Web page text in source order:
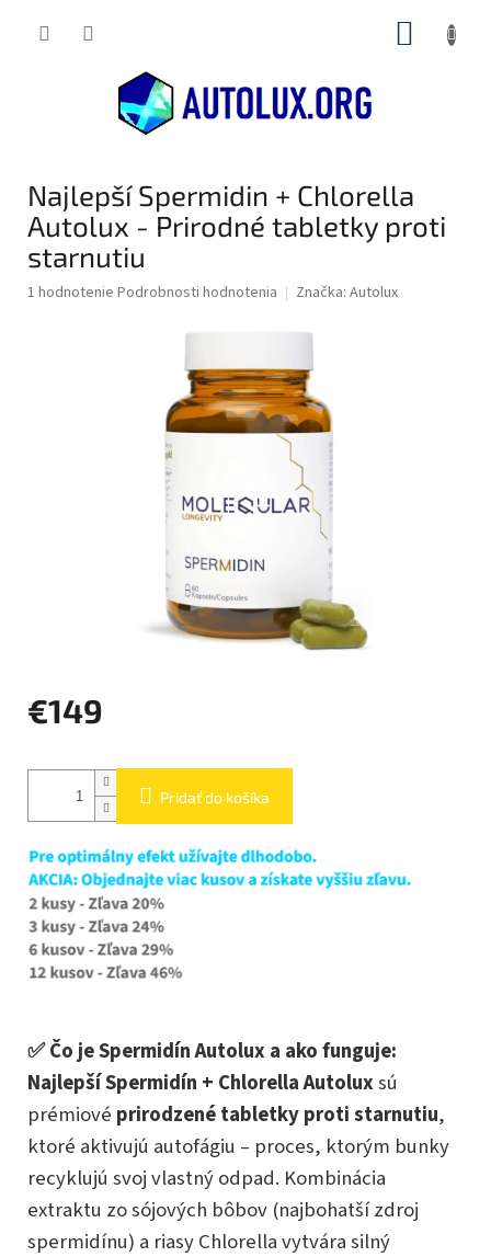
Najlepší Spermidin + Chlorella
Autolux - Prirodné tabletky proti
starnutiu
Priemerné
1 hodnotenie Podrobnosti hodnotenia Značka: Autolux
€149
cena:
Pridať do košíka
✅ Čo je Spermidín Autolux a ako funguje:
Najlepší Spermidín + Chlorella Autoluxsú
prémiové prirodzené tabletky proti starnutiu,
ktoré aktivujú autofágiu – proces, ktorým bunky
recyklujú svoj vlastný odpad. Kombinácia
extraktu zo sójových bôbov (najbohatší zdroj
spermidínu) a riasy Chlorella vytvára silný